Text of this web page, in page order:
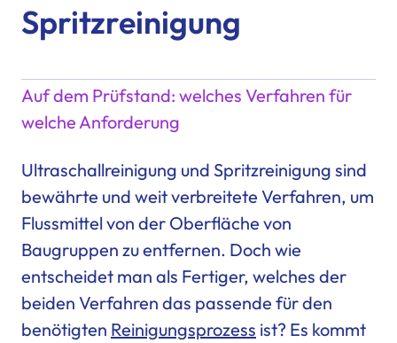
Spritzreinigung
Auf dem Prüfstand: welches Verfahren für
welche Anforderung
Ultraschallreinigung und Spritzreinigung sind
bewährte und weit verbreitete Verfahren, um
Flussmittel von der Oberfläche von
Baugruppen zu entfernen. Doch wie
entscheidet man als Fertiger, welches der
beiden Verfahren das passende für den
benötigten Reinigungsprozess ist? Es kommt